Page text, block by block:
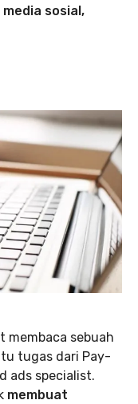
sosial,
membaca sebuah
tugas dari Pay-
ads specialist.
membuat